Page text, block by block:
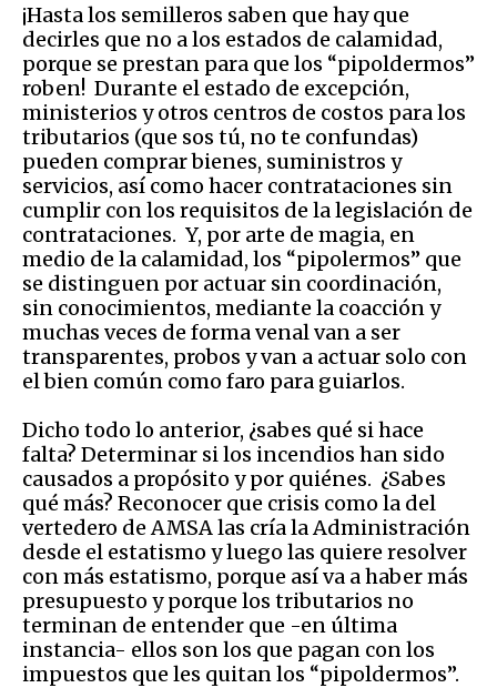
¡Hasta los semilleros saben que hay que
decirles que no a los estados de calamidad,
porque se prestan para que los “pipoldermos”
roben! Durante el estado de excepción,
ministerios y otros centros de costos para los
tributarios (que sos tú, no te confundas)
pueden comprar bienes, suministros y
servicios, así como hacer contrataciones sin
cumplir con los requisitos de la legislación de
contrataciones. Y, por arte de magia, en
medio de la calamidad, los “pipolermos” que
se distinguen por actuar sin coordinación,
sin conocimientos, mediante la coacción y
muchas veces de forma venal van a ser
transparentes, probos y van a actuar solo con
el bien común como faro para guiarlos.
Dicho todo lo anterior, ¿sabes qué si hace
falta? Determinar si los incendios han sido
causados a propósito y por quiénes. ¿Sabes
qué más? Reconocer que crisis como la del
vertedero de AMSA las cría la Administración
desde el estatismo y luego las quiere resolver
con más estatismo, porque así va a haber más
presupuesto y porque los tributarios no
terminan de entender que -en última
instancia- ellos son los que pagan con los
impuestos que les quitan los “pipoldermos”.